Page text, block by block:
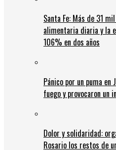
Santa Fe: Más de 31
alimentaria diaria y la
106% en dos años
Pánico por un puma en
fuego y provocaron un
Dolor y solidaridad:
Rosario los restos de